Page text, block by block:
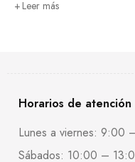
Leer más
Horarios de atención
Lunes a viernes: 9:00
Sábados: 10:00 –